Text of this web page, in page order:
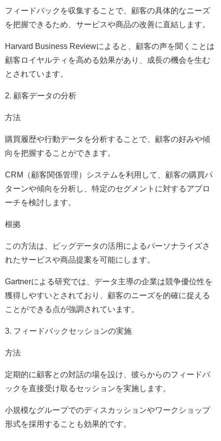
フィードバックを収集することで、顧客の具体的なニーズ
を把握できるため、サービスや商品の改善に直結します。
Harvard Business Reviewによると、顧客の声を聞くことは
顧客ロイヤルティを高める効果があり、成長の機会を生む
とされています。
2. 顧客データの分析
方法
購買履歴や行動データを分析することで、顧客の好みや傾
向を把握することができます。
CRM（顧客関係管理）システムを利用して、顧客の購買パ
ターンや傾向を分析し、特定のセグメントに対するアプロ
ーチを検討します。
根拠
この方法は、ビッグデータの活用によるパーソナライズさ
れたサービスや商品提案を可能にします。
Gartnerによる研究では、データ主導の企業は競争優位性を
獲得しやすいとされており、顧客のニーズを的確に捉える
ことができる点が強調されています。
3. フィードバックセッションの実施
方法
定期的に顧客との対話の場を設け、彼らからのフィードバ
ックを直接受け取るセッションを実施します。
小規模なグループでのディスカッションやワークショップ
形式を採用することも効果的です。